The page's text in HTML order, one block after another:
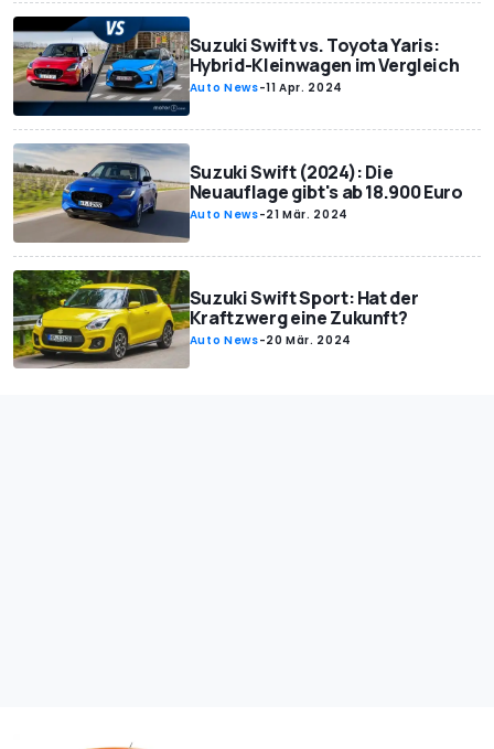
Suzuki Swift vs. Toyota Yaris:
Hybrid-Kleinwagen im Vergleich
Auto News-11 Apr. 2024
Suzuki Swift (2024): Die
Neuauflage gibt's ab 18.900 Euro
Auto News-21 Mär. 2024
Suzuki Swift Sport: Hat der
Kraftzwerg eine Zukunft?
Auto News-20 Mär. 2024